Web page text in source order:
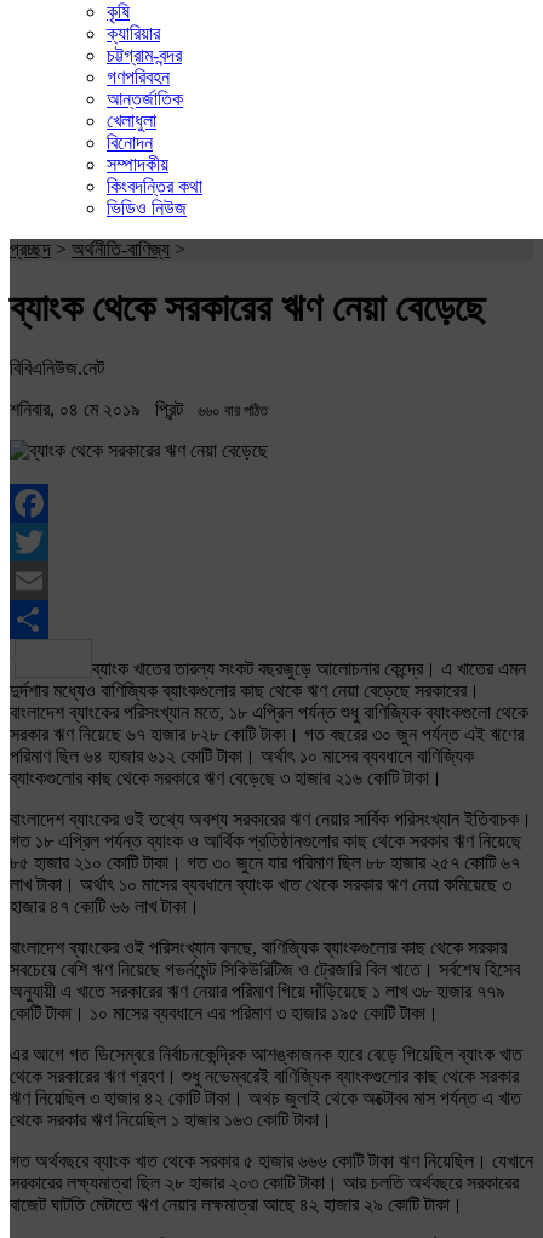
কৃষি
ক্যারিয়ার
চট্টগ্রাম-বন্দর
গণপরিবহন
আন্তর্জাতিক
খেলাধুলা
বিনোদন
সম্পাদকীয়
কিংবদন্তির কথা
ভিডিও নিউজ
প্রচ্ছদ > অর্থনীতি-বাণিজ্য >
ব্যাংক থেকে সরকারের ঋণ নেয়া বেড়েছে
বিবিএনিউজ.নেট
শনিবার, ০৪ মে ২০১৯ প্রিন্ট ৬৬০ বার পঠিত
Facebook
Twitter
Email
ব্যাংক খাতের তারল্য সংকট বছরজুড়ে আলোচনার কেন্দ্রে। এ খাতের এমন
দুর্দশার মধ্যেও বাণিজ্যিক ব্যাংকগুলোর কাছ থেকে ঋণ নেয়া বেড়েছে সরকারের।
বাংলাদেশ ব্যাংকের পরিসংখ্যান মতে, ১৮ এপ্রিল পর্যন্ত শুধু বাণিজ্যিক ব্যাংকগুলো থেকে
সরকার ঋণ নিয়েছে ৬৭ হাজার ৮২৮ কোটি টাকা। গত বছরের ৩০ জুন পর্যন্ত এই ঋণের
পরিমাণ ছিল ৬৪ হাজার ৬১২ কোটি টাকা। অর্থাৎ ১০ মাসের ব্যবধানে বাণিজ্যিক
ব্যাংকগুলোর কাছ থেকে সরকারে ঋণ বেড়েছে ৩ হাজার ২১৬ কোটি টাকা।
বাংলাদেশ ব্যাংকের ওই তথ্যে অবশ্য সরকারের ঋণ নেয়ার সার্বিক পরিসংখ্যান ইতিবাচক।
গত ১৮ এপ্রিল পর্যন্ত ব্যাংক ও আর্থিক প্রতিষ্ঠানগুলোর কাছ থেকে সরকার ঋণ নিয়েছে
৮৫ হাজার ২১০ কোটি টাকা। গত ৩০ জুনে যার পরিমাণ ছিল ৮৮ হাজার ২৫৭ কোটি ৬৭
লাখ টাকা। অর্থাৎ ১০ মাসের ব্যবধানে ব্যাংক খাত থেকে সরকার ঋণ নেয়া কমিয়েছে ৩
হাজার ৪৭ কোটি ৬৬ লাখ টাকা।
বাংলাদেশ ব্যাংকের ওই পরিসংখ্যান বলছে, বাণিজ্যিক ব্যাংকগুলোর কাছ থেকে সরকার
সবচেয়ে বেশি ঋণ নিয়েছে গভর্নমেন্ট সিকিউরিটিজ ও ট্রেজারি বিল খাতে। সর্বশেষ হিসেব
অনুযায়ী এ খাতে সরকারের ঋণ নেয়ার পরিমাণ গিয়ে দাঁড়িয়েছে ১ লাখ ৩৮ হাজার ৭৭৯
কোটি টাকা। ১০ মাসের ব্যবধানে এর পরিমাণ ৩ হাজার ১৯৫ কোটি টাকা।
এর আগে গত ডিসেম্বরে নির্বাচনকেন্দ্রিক আশঙ্কাজনক হারে বেড়ে গিয়েছিল ব্যাংক খাত
থেকে সরকারের ঋণ গ্রহণ। শুধু নভেম্বরেই বাণিজ্যিক ব্যাংকগুলোর কাছ থেকে সরকার
ঋণ নিয়েছিল ৩ হাজার ৪২ কোটি টাকা। অথচ জুলাই থেকে অক্টোবর মাস পর্যন্ত এ খাত
থেকে সরকার ঋণ নিয়েছিল ১ হাজার ১৬৩ কোটি টাকা।
গত অর্থবছরে ব্যাংক খাত থেকে সরকার ৫ হাজার ৬৬৬ কোটি টাকা ঋণ নিয়েছিল। যেখানে
সরকারের লক্ষ্যমাত্রা ছিল ২৮ হাজার ২০৩ কোটি টাকা। আর চলতি অর্থবছরে সরকারের
বাজেট ঘাটতি মেটাতে ঋণ নেয়ার লক্ষমাত্রা আছে ৪২ হাজার ২৯ কোটি টাকা।